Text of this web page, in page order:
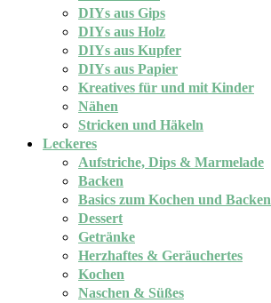
DIYs aus Gips
DIYs aus Holz
DIYs aus Kupfer
DIYs aus Papier
Kreatives für und mit Kinder
Nähen
Stricken und Häkeln
Leckeres
Aufstriche, Dips & Marmelade
Backen
Basics zum Kochen und Backen
Dessert
Getränke
Herzhaftes & Geräuchertes
Kochen
Naschen & Süßes